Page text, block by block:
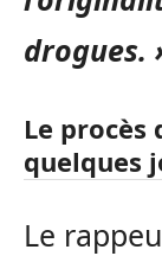
drogues.
Le procès
quelques
Le